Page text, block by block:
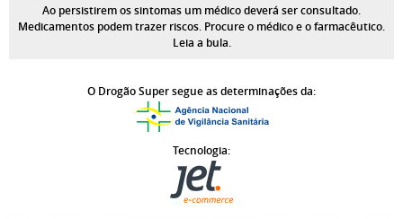
Ao persistirem os sintomas um médico deverá ser consultado.
Medicamentos podem trazer riscos. Procure o médico e o farmacêutico.
Leia a bula.
O Drogão Super segue as determinações da:
Tecnologia: